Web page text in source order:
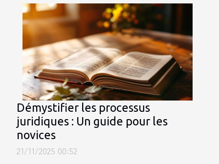
Démystifier les processus
juridiques : Un guide pour les
novices
21/11/2025 00:52